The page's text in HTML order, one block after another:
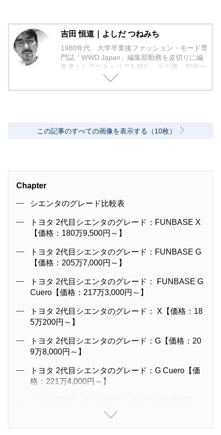
吉田 恒道｜よしだ つねみち
1980年代、大学卒業後ファッション・モード専
門誌「WWD Japan」編集部勤務を皮切りに編
集者としてのキャリアを積む。その後、90年〜
2000年代、中堅出版社ダイヤモンド社の自動車
この記事のすべての画像を表示する（10枚）
Chapter
シエンタのグレード比較表
トヨタ 2代目シエンタのグレード：FUNBASE X
【価格：180万9,500円～】
トヨタ 2代目シエンタのグレード：FUNBASE G
【価格：205万7,000円～】
トヨタ 2代目シエンタのグレード： FUNBASE G
Cuero【価格：217万3,000円～】
トヨタ 2代目シエンタのグレード： X【価格：18
5万200円～】
トヨタ 2代目シエンタのグレード：G【価格：20
9万8,000円～】
トヨタ 2代目シエンタのグレード：G Cuero【価
格：221万4,000円～】
G"GLAMPER"【価格：206万8,000円～】
トヨタ 2代目シエンタのグレード：FUNBASE